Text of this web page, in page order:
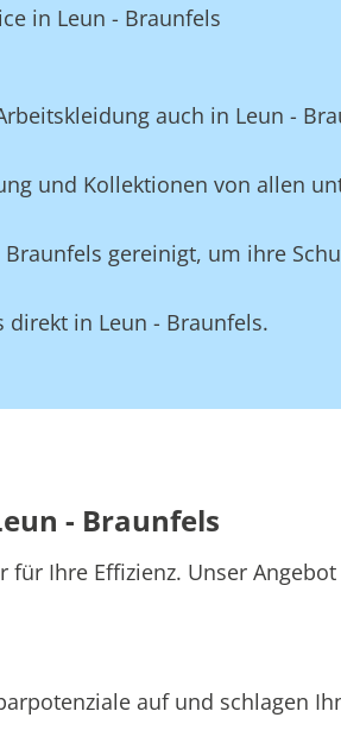
in Leun - Braunfels
auch in Leun -
und Kollektionen von allen
gereinigt, um ihre
direkt in Leun - Braunfels.
- Braunfels
Ihre Effizienz. Unser
auf und schlagen